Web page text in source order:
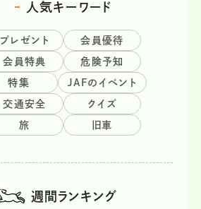
人気キーワード
プレゼント 会員優待
会員特典 危険予知
特集 JAFのイベント
交通安全 クイズ
旅 旧車
週間ランキング